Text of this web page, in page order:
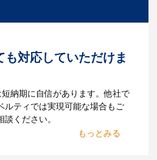
対応していただけま
納期に自信があります。他社で
ルティでは実現可能な場合もご
ください。